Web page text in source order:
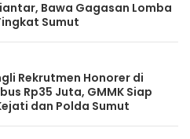
Bawa Gagasan Lomba
Sumut
Rekrutmen Honorer di
Rp35 Juta, GMMK Siap
dan Polda Sumut